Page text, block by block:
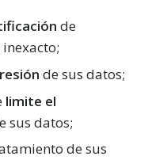
de
de sus datos;
limite el
sus datos;
de sus